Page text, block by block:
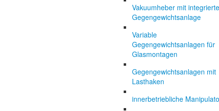
Vakuumheber mit
Gegengewichtsanlage
Variable
Gegengewichtsanlagen für
Glasmontagen
Gegengewichtsanlagen mit
Lasthaken
innerbetriebliche